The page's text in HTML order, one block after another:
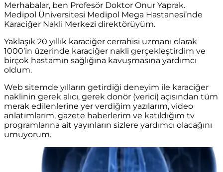
Merhabalar, ben Profesör Doktor Onur Yaprak.
Medipol Üniversitesi Medipol Mega Hastanesi’nde
Karaciğer Nakli Merkezi direktörüyüm.
Yaklaşık 20 yıllık karaciğer cerrahisi uzmanı olarak
1000’in üzerinde karaciğer nakli gerçekleştirdim ve
birçok hastamın sağlığına kavuşmasına yardımcı
oldum.
Web sitemde yılların getirdiği deneyim ile karaciğer
naklinin gerek alıcı, gerek donör (verici) açısından tüm
merak edilenlerine yer verdiğim yazılarım, video
anlatımlarım, gazete haberlerim ve katıldığım tv
programlarına ait yayınların sizlere yardımcı olacağını
umuyorum.